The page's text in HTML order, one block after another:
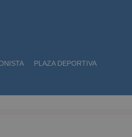
PLAZA DEPORTIVA